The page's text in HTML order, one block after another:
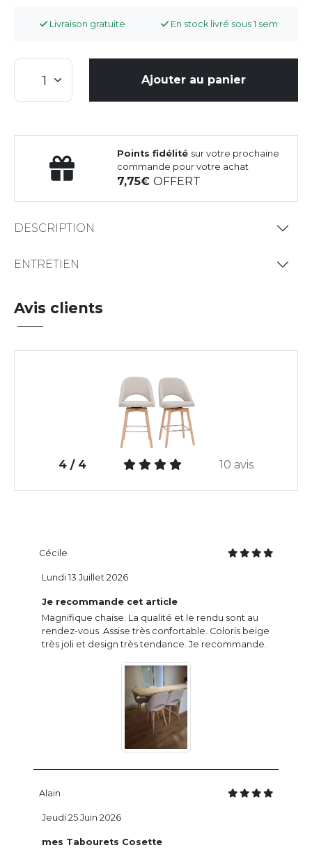
Livraison gratuite En stock livré sous 1 sem
Ajouter au panier
Points fidélité sur votre prochaine
commande pour votre achat
7,75OFFERT
DESCRIPTION
ENTRETIEN
Avis clients
4 / 4 10 avis
Cécile
Je recommande cet article
Magnifique chaise. La qualité et le rendu sont au
rendez-vous. Assise très confortable. Coloris beige
très joli et design très tendance. Je recommande.
Lundi 13 Juillet 2026
Alain
mes Tabourets Cosette
Jeudi 25 Juin 2026